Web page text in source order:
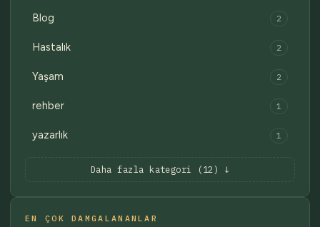
Blog 2
Hastalık 2
Yaşam 2
rehber 1
yazarlık 1
Daha fazla kategori (12) ↓
EN ÇOK DAMGALANANLAR